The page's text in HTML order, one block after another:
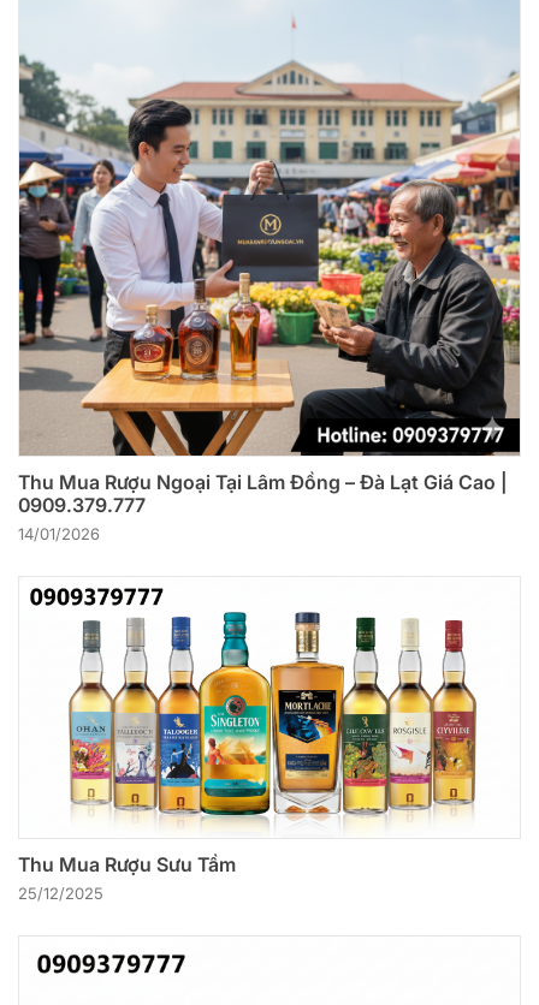
Thu Mua Rượu Ngoại Tại Lâm Đồng – Đà Lạt Giá Cao |
0909.379.777
14/01/2026
Thu Mua Rượu Sưu Tầm
25/12/2025